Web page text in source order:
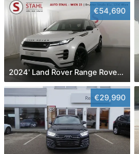
€54,690
2024' Land Rover Range Rover Evoque
€29,990